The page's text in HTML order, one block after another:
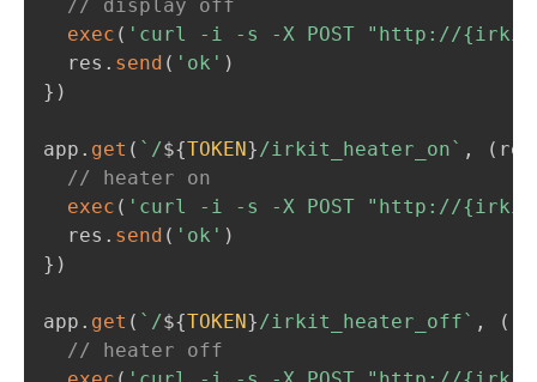
// display off
exec ( 'curl -i -s -X POST "http://
  res
. send ( 'ok' )
} )
app . get ( ` /${TOKEN}/irkit_heater_on` , ( req
// heater on
exec ( 'curl -i -s -X POST "http://
  res
. send ( 'ok' )
} )
app . get ( ` /${TOKEN}/irkit_heater_off` , (
// heater off